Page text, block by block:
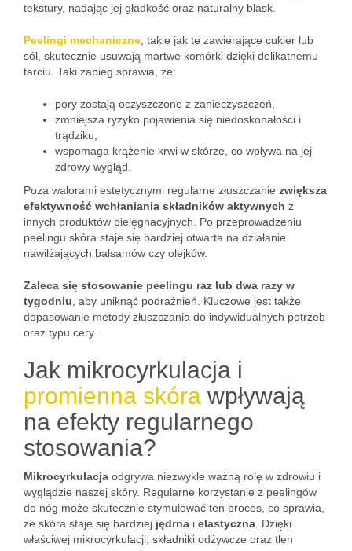
tekstury, nadając jej gładkość oraz naturalny blask.
Peelingi mechaniczne , takie jak te zawierające cukier lub
sól, skutecznie usuwają martwe komórki dzięki delikatnemu
tarciu. Taki zabieg sprawia, że:
pory zostają oczyszczone z zanieczyszczeń,
zmniejsza ryzyko pojawienia się niedoskonałości i
trądziku,
wspomaga krążenie krwi w skórze, co wpływa na jej
zdrowy wygląd.
Poza walorami estetycznymi regularne złuszczanie zwiększa
efektywność wchłaniania składników aktywnych z
innych produktów pielęgnacyjnych. Po przeprowadzeniu
peelingu skóra staje się bardziej otwarta na działanie
nawilżających balsamów czy olejków.
Zaleca się stosowanie peelingu raz lub dwa razy w
tygodniu , aby uniknąć podrażnień. Kluczowe jest także
dopasowanie metody złuszczania do indywidualnych potrzeb
oraz typu cery.
Jak mikrocyrkulacja i
promienna skóra wpływają
na efekty regularnego
stosowania?
Mikrocyrkulacja odgrywa niezwykle ważną rolę w zdrowiu i
wyglądzie naszej skóry. Regularne korzystanie z peelingów
do nóg może skutecznie stymulować ten proces, co sprawia,
że skóra staje się bardziej jędrna i elastyczna . Dzięki
właściwej mikrocyrkulacji, składniki odżywcze oraz tlen